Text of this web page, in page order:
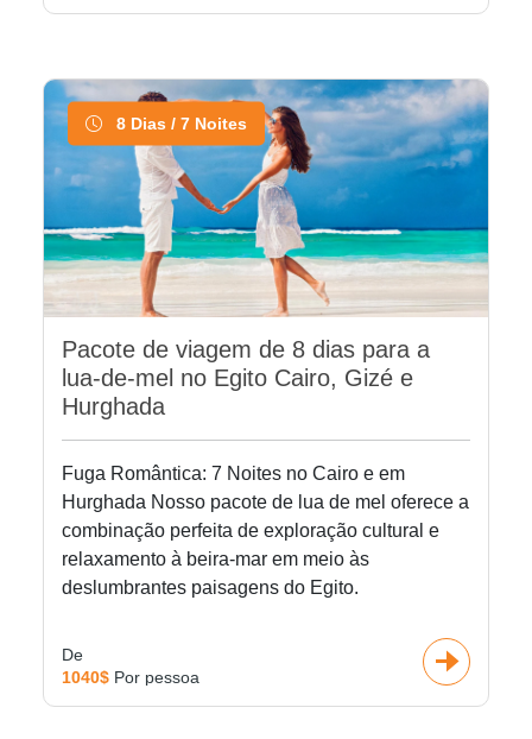
8 Dias / 7 Noites
Pacote de viagem de 8 dias para a
lua-de-mel no Egito Cairo, Gizé e
Hurghada
Fuga Romântica: 7 Noites no Cairo e em
Hurghada Nosso pacote de lua de mel oferece a
combinação perfeita de exploração cultural e
relaxamento à beira-mar em meio às
deslumbrantes paisagens do Egito.
De
1040$ Por pessoa